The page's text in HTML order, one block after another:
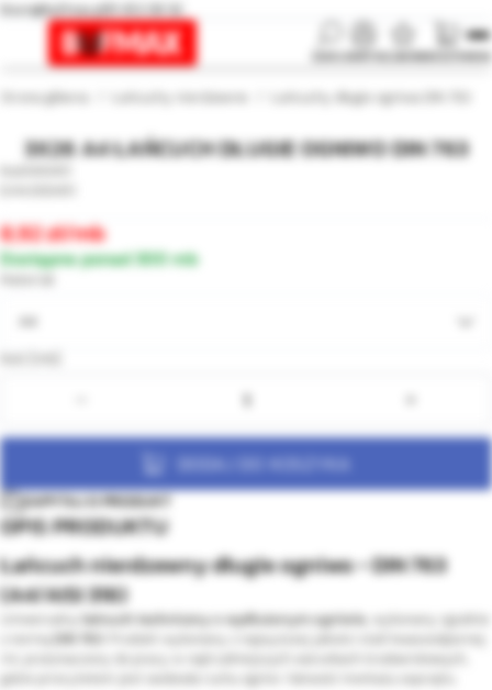
biuro@bufmax.pl91 453 08 92
ULUBIONEKOSZYK
Strona główna Łańcuchy nierdzewne Łańcuchy długie ogniwa DIN 763
3X26 A4 ŁAŃCUCH DŁUGIE OGNIWO DIN 763
8,92 /mb
Dostępne ponad 300 mb
A4
DODAJ DO KOSZYKA
ZAPYTAJ O PRODUKT
OPIS PRODUKTU
Łańcuch nierdzewny długie ogniwo - DIN 763
(A4/AISI 316)
Uniwersalny łańcuch techniczny o wydłużonym ogniwie , wykonany zgodnie
DIN 763
A4, przeznaczony do pracy w najtrudniejszych warunkach środowiskowych,
gdzie priorytetem jest swoboda ruchu ogniw i łatwość montażu osprzętu.